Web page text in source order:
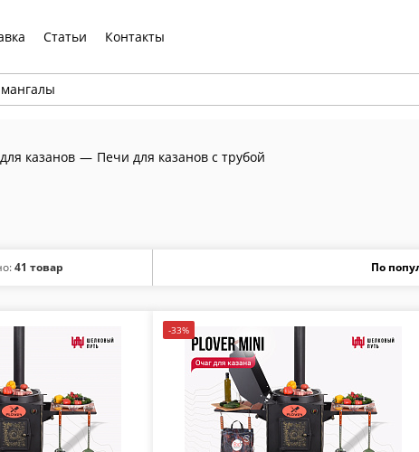
Статьи Контакты
мангалы
казанов — Печи для казанов с трубой
41 товар
-33%